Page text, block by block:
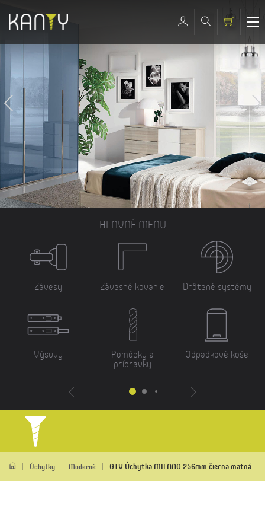
HLAVNÉ MENU
Závesy
Výsuvy
Závesné kovanie
Pomôcky a
prípravky
Drôtené systémy
Odpadkové koše
Úchytky Moderné GTV Úchytka MILANO 256mm čierna matná